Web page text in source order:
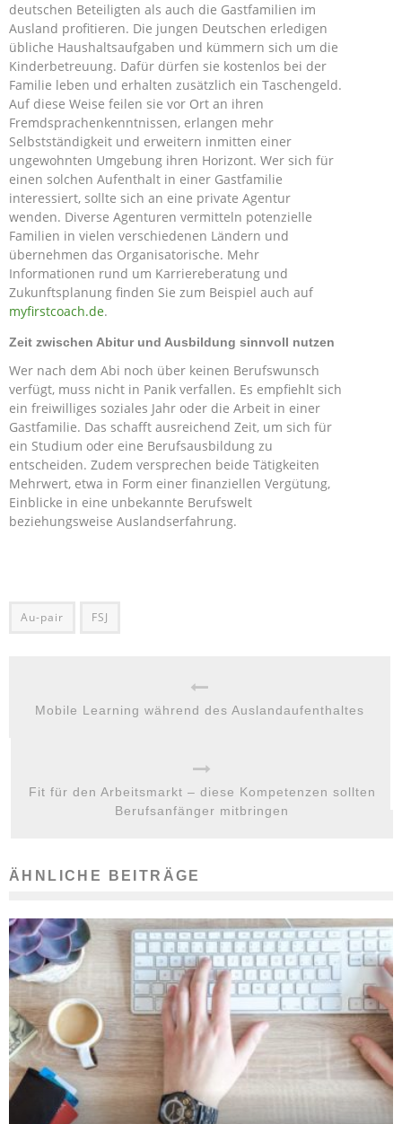
deutschen Beteiligten als auch die Gastfamilien im
Ausland profitieren. Die jungen Deutschen erledigen
übliche Haushaltsaufgaben und kümmern sich um die
Kinderbetreuung. Dafür dürfen sie kostenlos bei der
Familie leben und erhalten zusätzlich ein Taschengeld.
Auf diese Weise feilen sie vor Ort an ihren
Fremdsprachenkenntnissen, erlangen mehr
Selbstständigkeit und erweitern inmitten einer
ungewohnten Umgebung ihren Horizont. Wer sich für
einen solchen Aufenthalt in einer Gastfamilie
interessiert, sollte sich an eine private Agentur
wenden. Diverse Agenturen vermitteln potenzielle
Familien in vielen verschiedenen Ländern und
übernehmen das Organisatorische. Mehr
Informationen rund um Karriereberatung und
Zukunftsplanung finden Sie zum Beispiel auch auf
myfirstcoach.de.
Zeit zwischen Abitur und Ausbildung sinnvoll nutzen
Wer nach dem Abi noch über keinen Berufswunsch
verfügt, muss nicht in Panik verfallen. Es empfiehlt sich
ein freiwilliges soziales Jahr oder die Arbeit in einer
Gastfamilie. Das schafft ausreichend Zeit, um sich für
ein Studium oder eine Berufsausbildung zu
entscheiden. Zudem versprechen beide Tätigkeiten
Mehrwert, etwa in Form einer finanziellen Vergütung,
Einblicke in eine unbekannte Berufswelt
beziehungsweise Auslandserfahrung.
Au-pair FSJ
Mobile Learning während des Auslandaufenthaltes
Fit für den Arbeitsmarkt – diese Kompetenzen sollten
Berufsanfänger mitbringen
ÄHNLICHE BEITRÄGE